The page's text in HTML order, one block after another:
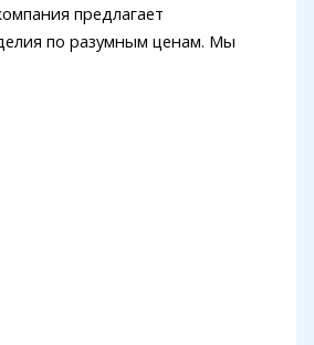
предлагает
по разумным ценам. Мы